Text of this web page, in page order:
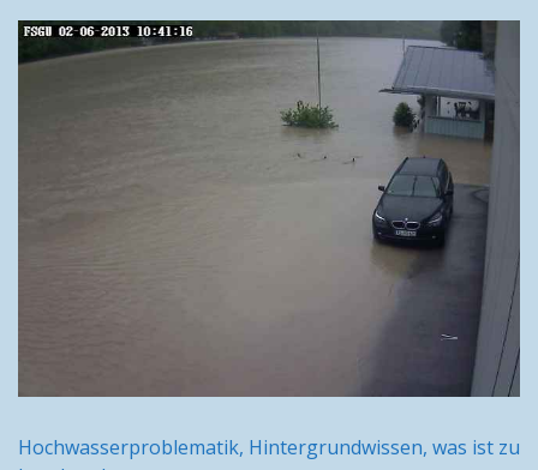
Hochwasserproblematik, Hintergrundwissen, was ist zu